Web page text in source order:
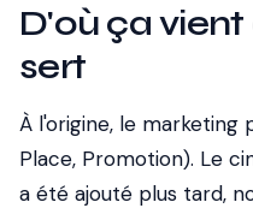
D'où ça
sert
À l'origine, le marketing
Place, Promotion). Le
a été ajouté plus tard,